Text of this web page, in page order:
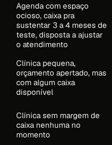
Agenda com espaço
ocioso, caixa pra
sustentar 3 a 4 meses de
teste, disposta a ajustar
o atendimento
Clínica pequena,
orçamento apertado, mas
com algum caixa
disponível
Clínica sem margem de
caixa nenhuma no
momento